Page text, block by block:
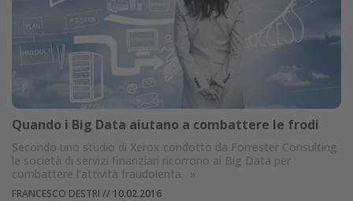
Quando i Big Data aiutano a combattere le frodi
Secondo uno studio di Xerox condotto da Forrester Consulting
le società di servizi finanziari ricorrono ai Big Data per
combattere l’attività fraudolenta. »
FRANCESCO DESTRI // 10.02.2016